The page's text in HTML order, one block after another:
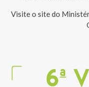
Visite o site do